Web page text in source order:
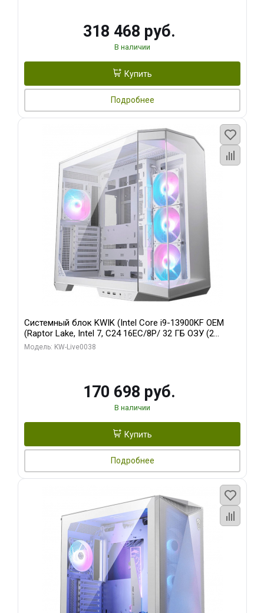
318 468 руб.
В наличии
Купить
Подробнее
Системный блок KWIK (Intel Core i9-13900KF OEM
(Raptor Lake, Intel 7, C24 16EC/8P/ 32 ГБ ОЗУ (2
модуля)/ Gigabyte RX9070XT GAMING OC 16GB GDDR6
Модель: KW-Live0038
170 698 руб.
В наличии
Купить
Подробнее